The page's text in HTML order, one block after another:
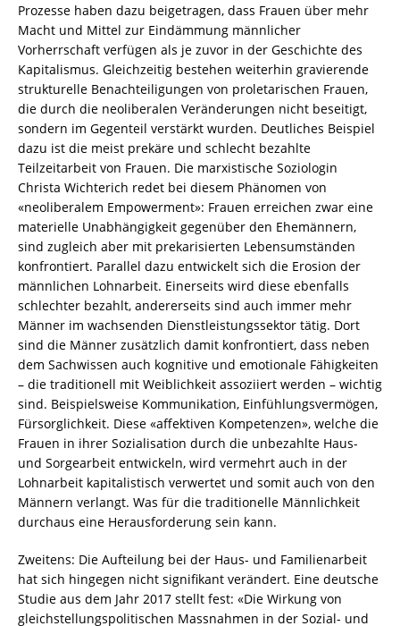
Prozesse haben dazu beigetragen, dass Frauen über mehr
Macht und Mittel zur Eindämmung männlicher
Vorherrschaft verfügen als je zuvor in der Geschichte des
Kapitalismus. Gleichzeitig bestehen weiterhin gravierende
strukturelle Benachteiligungen von proletarischen Frauen,
die durch die neoliberalen Veränderungen nicht beseitigt,
sondern im Gegenteil verstärkt wurden. Deutliches Beispiel
dazu ist die meist prekäre und schlecht bezahlte
Teilzeitarbeit von Frauen. Die marxistische Soziologin
Christa Wichterich redet bei diesem Phänomen von
«neoliberalem Empowerment»: Frauen erreichen zwar eine
materielle Unabhängigkeit gegenüber den Ehemännern,
sind zugleich aber mit prekarisierten Lebensumständen
konfrontiert. Parallel dazu entwickelt sich die Erosion der
männlichen Lohnarbeit. Einerseits wird diese ebenfalls
schlechter bezahlt, andererseits sind auch immer mehr
Männer im wachsenden Dienstleistungssektor tätig. Dort
sind die Männer zusätzlich damit konfrontiert, dass neben
dem Sachwissen auch kognitive und emotionale Fähigkeiten
– die traditionell mit Weiblichkeit assoziiert werden – wichtig
sind. Beispielsweise Kommunikation, Einfühlungsvermögen,
Fürsorglichkeit. Diese «affektiven Kompetenzen», welche die
Frauen in ihrer Sozialisation durch die unbezahlte Haus-
und Sorgearbeit entwickeln, wird vermehrt auch in der
Lohnarbeit kapitalistisch verwertet und somit auch von den
Männern verlangt. Was für die traditionelle Männlichkeit
durchaus eine Herausforderung sein kann.
Zweitens: Die Aufteilung bei der Haus- und Familienarbeit
hat sich hingegen nicht signifikant verändert. Eine deutsche
Studie aus dem Jahr 2017 stellt fest: «Die Wirkung von
gleichstellungspolitischen Massnahmen in der Sozial- und